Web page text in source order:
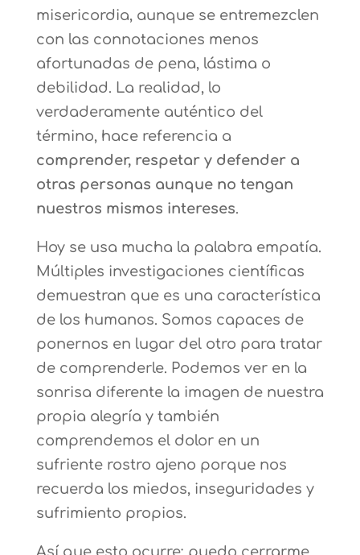
misericordia, aunque se entremezclen
con las connotaciones menos
afortunadas de pena, lástima o
debilidad. La realidad, lo
verdaderamente auténtico del
término, hace referencia a
comprender, respetar y defender a
otras personas aunque no tengan
nuestros mismos intereses.
Hoy se usa mucha la palabra empatía.
Múltiples investigaciones científicas
demuestran que es una característica
de los humanos. Somos capaces de
ponernos en lugar del otro para tratar
de comprenderle. Podemos ver en la
sonrisa diferente la imagen de nuestra
propia alegría y también
comprendemos el dolor en un
sufriente rostro ajeno porque nos
recuerda los miedos, inseguridades y
sufrimiento propios.
Así que esto ocurre: puedo cerrarme